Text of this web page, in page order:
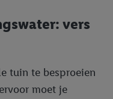
vers
tuin te besproeien
moet je